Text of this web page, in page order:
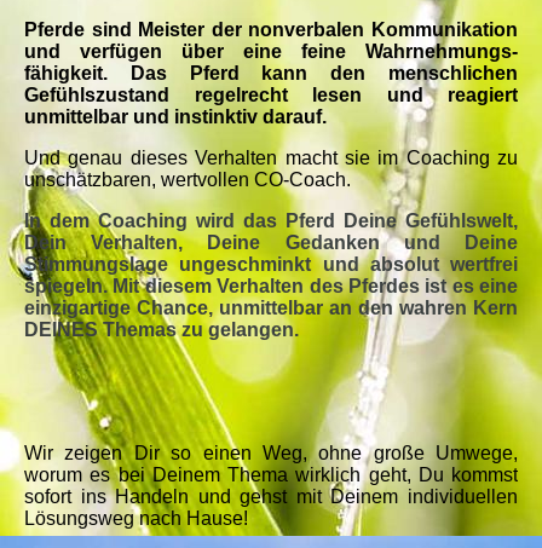
Pferde sind Meister der nonverbalen Kommunikation
und verfügen über eine feine Wahrnehmungs-
fähigkeit. Das Pferd kann den menschlichen
Gefühlszustand regelrecht lesen und reagiert
unmittelbar und instinktiv darauf.
Und genau dieses Verhalten macht sie im Coaching zu
unschätzbaren, wertvollen CO-Coach.
In dem Coaching wird das Pferd Deine Gefühlswelt,
Dein Verhalten, Deine Gedanken und Deine
Stimmungslage ungeschminkt und absolut wertfrei
spiegeln. Mit diesem Verhalten des Pferdes ist es eine
einzigartige Chance, unmittelbar an den wahren Kern
DEINES Themas zu gelangen.
Wir zeigen Dir so einen Weg, ohne große Umwege,
worum es bei Deinem Thema wirklich geht, Du kommst
sofort ins Handeln und gehst mit Deinem individuellen
Lösungsweg nach Hause!